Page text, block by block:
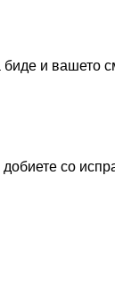
биде и вашето
со